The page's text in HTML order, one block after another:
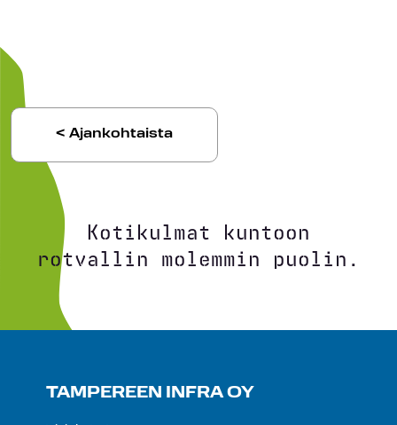
< Ajankohtaista
Kotikulmat kuntoon
rotvallin molemmin puolin.
TAMPEREEN INFRA OY